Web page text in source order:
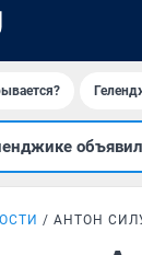
АНТОН